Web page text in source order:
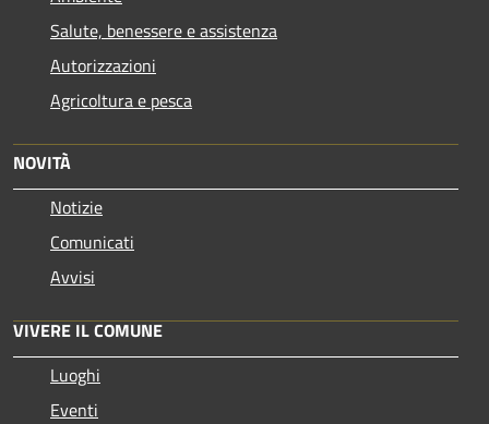
Salute, benessere e assistenza
Autorizzazioni
Agricoltura e pesca
NOVITÀ
Notizie
Comunicati
Avvisi
VIVERE IL COMUNE
Luoghi
Eventi